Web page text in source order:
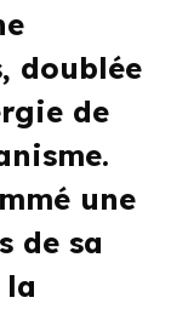
doublée
de
une
de sa
la